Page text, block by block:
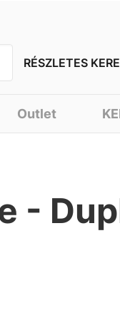
RÉSZLETES
Outlet
-